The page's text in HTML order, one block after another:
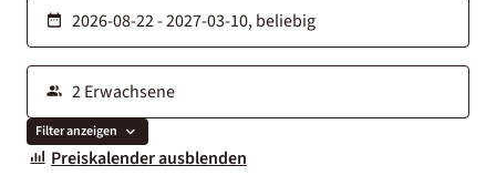
Filter anzeigen
Preiskalender ausblenden